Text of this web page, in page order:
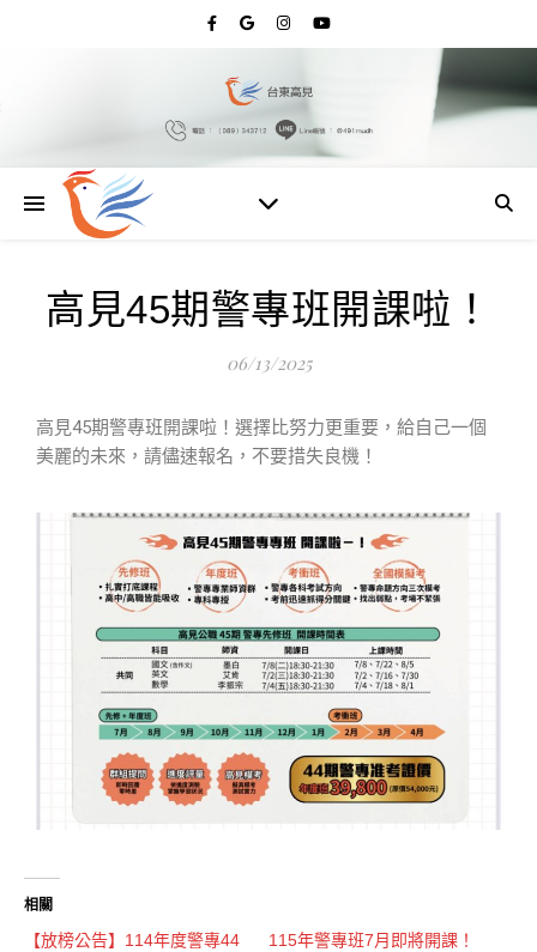
高見45期警專班開課啦！
06/13/2025
高見45期警專班開課啦！選擇比努力更重要，給自己一個
美麗的未來，請儘速報名，不要措失良機！
相關
【放榜公告】114年度警專44
115年警專班7月即將開課！